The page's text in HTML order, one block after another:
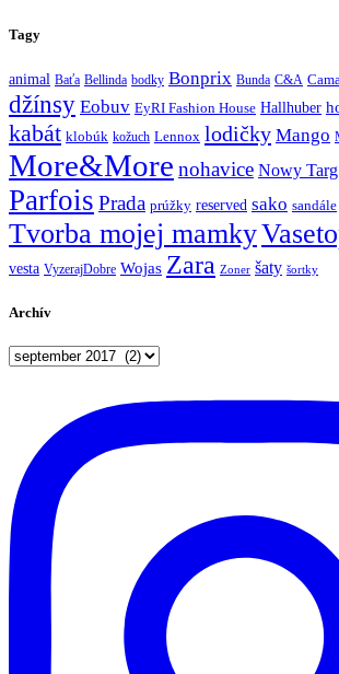
Tagy
animal Baťa Bellinda bodky Bonprix Bunda C&A
džínsy Eobuv EyRI Fashion House Hallhuber
kabát klobúk kožuch Lennox lodičky Mango
More&More nohavice Nowy Targ
Parfois Prada prúžky reserved sako sandále
Tvorba mojej mamky
vesta VyzerajDobre Wojas Zara Zoner šaty šortky
Archív
Archív